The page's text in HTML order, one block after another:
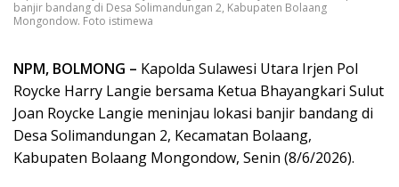
banjir bandang di Desa Solimandungan 2, Kabupaten Bolaang
Mongondow. Foto istimewa
NPM, BOLMONG – Kapolda Sulawesi Utara Irjen Pol
Roycke Harry Langie bersama Ketua Bhayangkari Sulut
Joan Roycke Langie meninjau lokasi banjir bandang di
Desa Solimandungan 2, Kecamatan Bolaang,
Kabupaten Bolaang Mongondow, Senin (8/6/2026).